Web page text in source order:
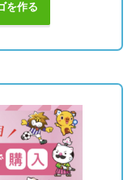
を作る